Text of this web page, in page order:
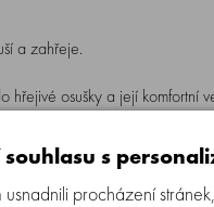
a zahřeje.
osušky a její
s veselým obrázkem
s
procházení